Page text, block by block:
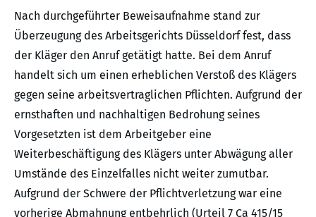
Nach durchgeführter Beweisaufnahme stand zur
Überzeugung des Arbeitsgerichts Düsseldorf fest, dass
der Kläger den Anruf getätigt hatte. Bei dem Anruf
handelt sich um einen erheblichen Verstoß des Klägers
gegen seine arbeitsvertraglichen Pflichten. Aufgrund der
ernsthaften und nachhaltigen Bedrohung seines
Vorgesetzten ist dem Arbeitgeber eine
Weiterbeschäftigung des Klägers unter Abwägung aller
Umstände des Einzelfalles nicht weiter zumutbar.
Aufgrund der Schwere der Pflichtverletzung war eine
vorherige Abmahnung entbehrlich (Urteil 7 Ca 415/15